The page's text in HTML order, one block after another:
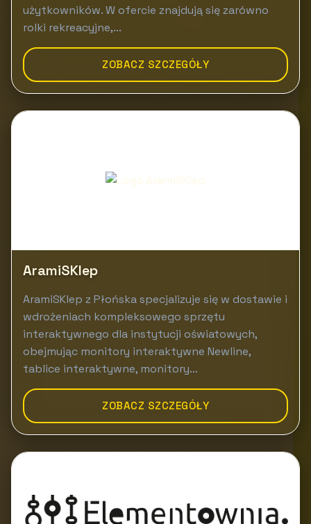
użytkowników. W ofercie znajdują się zarówno
rolki rekreacyjne,...
ZOBACZ SZCZEGÓŁY
AramiSKlep
AramiSKlep z Płońska specjalizuje się w dostawie i
wdrożeniach kompleksowego sprzętu
interaktywnego dla instytucji oświatowych,
obejmując monitory interaktywne Newline,
tablice interaktywne, monitory...
ZOBACZ SZCZEGÓŁY